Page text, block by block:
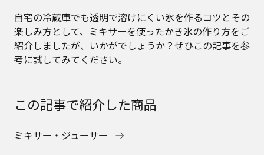
自宅の冷蔵庫でも透明で溶けにくい氷を作るコツとその
楽しみ方として、ミキサーを使ったかき氷の作り方をご
紹介しましたが、いかがでしょうか？ぜひこの記事を参
考に試してみてください。
この記事で紹介した商品
ミキサー・ジューサー